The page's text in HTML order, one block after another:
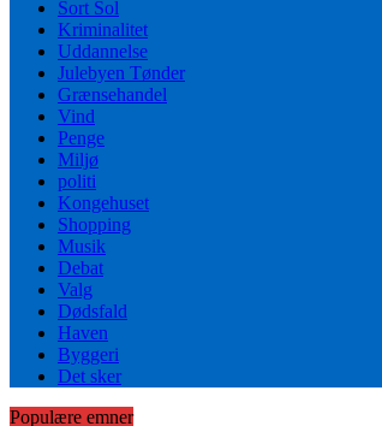
Sort Sol
Kriminalitet
Uddannelse
Julebyen Tønder
Grænsehandel
Vind
Penge
Miljø
politi
Kongehuset
Shopping
Musik
Debat
Valg
Dødsfald
Haven
Byggeri
Det sker
Populære emner